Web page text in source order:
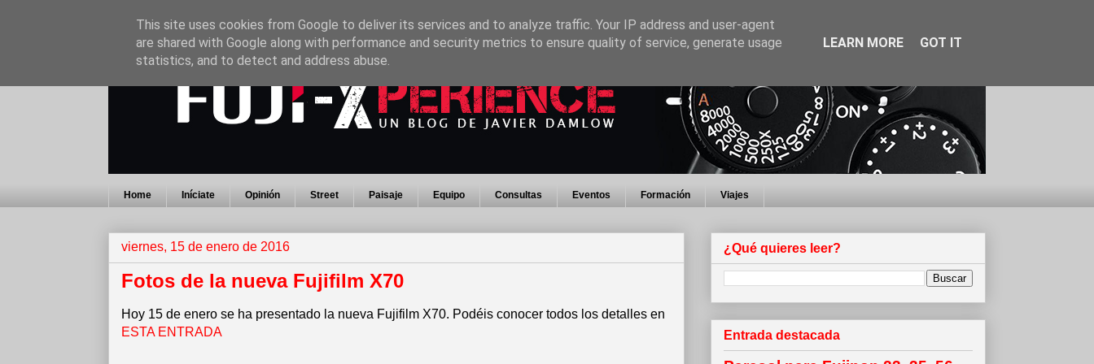
Home Iníciate Opinión Street Paisaje Equipo Consultas Eventos Formación Viajes
viernes, 15 de enero de 2016
Fotos de la nueva Fujifilm X70
Hoy 15 de enero se ha presentado la nueva Fujifilm X70. Podéis conocer todos los detalles en
ESTA ENTRADA
¿Qué quieres leer?
Entrada destacada
This site uses cookies from Google to deliver its services and to analyze traffic. Your IP address and user-agent
are shared with Google along with performance and security metrics to ensure quality of service, generate usage
statistics, and to detect and address abuse.
LEARN MORE GOT IT